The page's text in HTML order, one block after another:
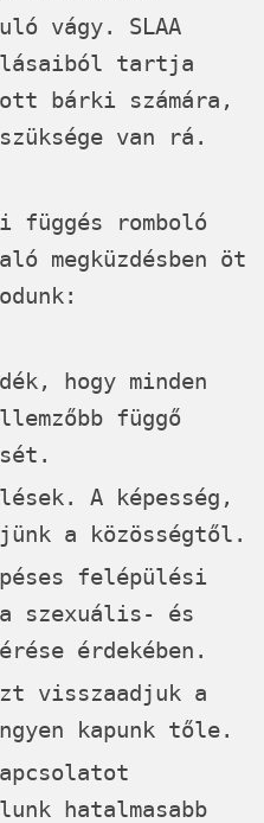
vágy. SLAA
tartja
bárki számára,
van rá.
függés romboló
megküzdésben öt
hogy minden
függő
A képesség,
a közösségtől.
felépülési
szexuális- és
érdekében.
visszaadjuk a
kapunk tőle.
hatalmasabb